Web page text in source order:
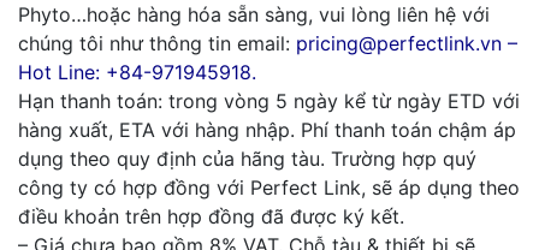
Phyto…hoặc hàng hóa sẵn sàng, vui lòng liên hệ với
chúng tôi như thông tin email: pricing@perfectlink.vn –
Hot Line: +84-971945918.
Hạn thanh toán: trong vòng 5 ngày kể từ ngày ETD với
hàng xuất, ETA với hàng nhập. Phí thanh toán chậm áp
dụng theo quy định của hãng tàu. Trường hợp quý
công ty có hợp đồng với Perfect Link, sẽ áp dụng theo
điều khoản trên hợp đồng đã được ký kết.